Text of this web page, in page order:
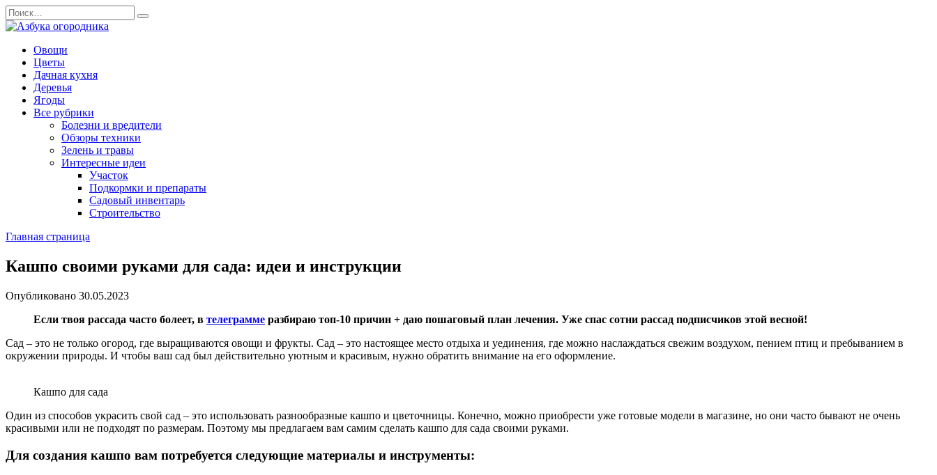
Перейти
к
содержанию
Search
for:
Овощи
Цветы
Дачная кухня
Деревья
Ягоды
Все рубрики
Болезни и вредители
Обзоры техники
Зелень и травы
Интересные идеи
Участок
Подкормки и препараты
Садовый инвентарь
Строительство
Главная страница
Кашпо своими руками для сада: идеи и инструкции
Опубликовано 30.05.2023
Если твоя рассада часто болеет, в телеграмме разбираю топ-10 причин + даю пошаговый план лечения. Уже спас сотни рассад подписчиков этой весной!
Сад – это не только огород, где выращиваются овощи и фрукты. Сад – это настоящее место отдыха и уединения, где можно наслаждаться свежим воздухом, пением птиц и пребыванием в
окружении природы. И чтобы ваш сад был действительно уютным и красивым, нужно обратить внимание на его оформление.
Кашпо для сада
Один из способов украсить свой сад – это использовать разнообразные кашпо и цветочницы. Конечно, можно приобрести уже готовые модели в магазине, но они часто бывают не очень
красивыми или не подходят по размерам. Поэтому мы предлагаем вам самим сделать кашпо для сада своими руками.
Для создания кашпо вам потребуется следующие материалы и инструменты: